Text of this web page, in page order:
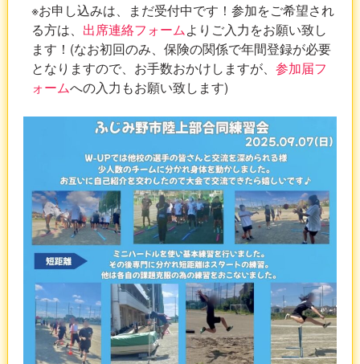
※お申し込みは、まだ受付中です！参加をご希望され
る方は、 出席連絡フォームよりご入力をお願い致し
ます！(なお初回のみ、保険の関係で年間登録が必要
となりますので、お手数おかけしますが、参加届フ
ォームへの入力もお願い致します)